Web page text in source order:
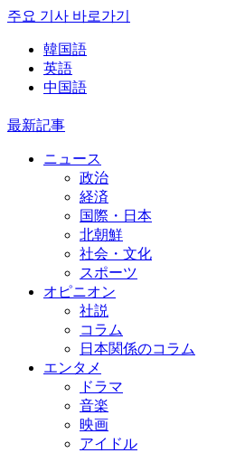
주요 기사 바로가기
韓国語
英語
中国語
最新記事
ニュース
政治
経済
国際・日本
北朝鮮
社会・文化
スポーツ
オピニオン
社説
コラム
日本関係のコラム
エンタメ
ドラマ
音楽
映画
アイドル